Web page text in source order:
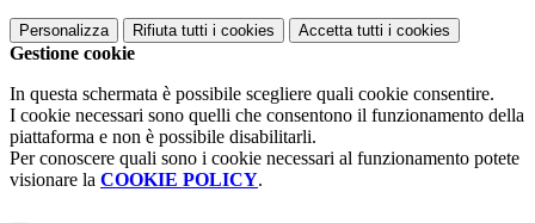
Personalizza Rifiuta tutti i cookies Accetta tutti i cookies
Gestione cookie
In questa schermata è possibile scegliere quali cookie consentire.
I cookie necessari sono quelli che consentono il funzionamento della
piattaforma e non è possibile disabilitarli.
Per conoscere quali sono i cookie necessari al funzionamento potete
visionare la COOKIE POLICY.